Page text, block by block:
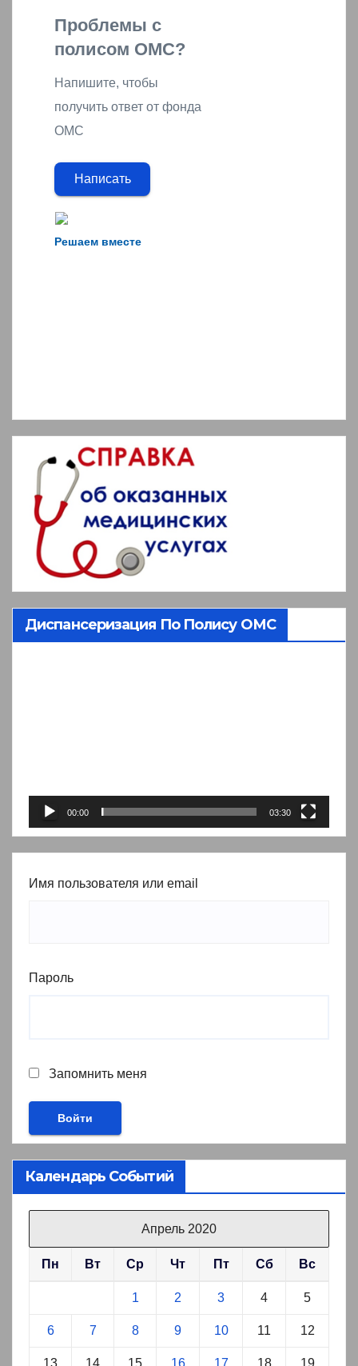
Решаем вместе
Проблемы с
полисом ОМС?
Напишите, чтобы
получить ответ от фонда
ОМС
Написать
Диспансеризация По Полису ОМС
00:00 03:30
Имя пользователя или email
Пароль
Запомнить меня
Календарь Событий
Апрель 2020
Пн Вт Ср Чт Пт Сб Вс
1 2 3 4 5
6 7 8 9 10 11 12